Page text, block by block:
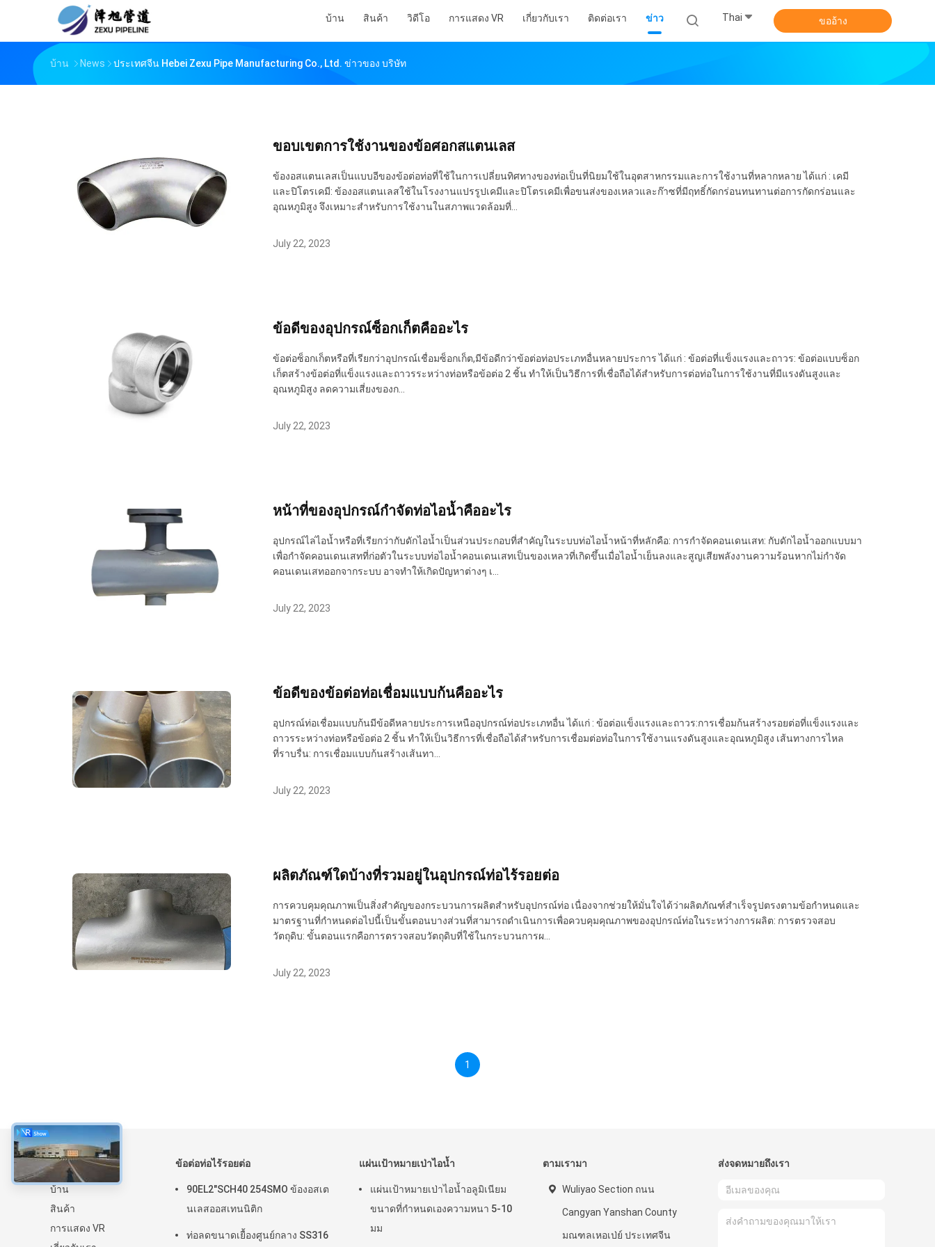
บ้าน สินค้า วิดีโอ การแสดง VR เกี่ยวกับเรา ติดต่อเรา ข่าว Thai ขออ้าง
บ้าน News ประเทศจีน Hebei Zexu Pipe Manufacturing Co., Ltd. ข่าวของ บริษัท
ขอบเขตการใช้งานของข้อศอกสแตนเลส
ข้องอสแตนเลสเป็นแบบอีของข้อต่อท่อที่ใช้ในการเปลี่ยนทิศทางของท่อเป็นที่นิยมใช้ในอุตสาหกรรมและการใช้งานที่หลากหลาย ได้แก่ : เคมี
และปิโตรเคมี: ข้องอสแตนเลสใช้ในโรงงานแปรรูปเคมีและปิโตรเคมีเพื่อขนส่งของเหลวและก๊าซที่มีฤทธิ์กัดกร่อนทนทานต่อการกัดกร่อนและ
อุณหภูมิสูง จึงเหมาะสำหรับการใช้งานในสภาพแวดล้อมที่...
July 22, 2023
ข้อดีของอุปกรณ์ซ็อกเก็ตคืออะไร
ข้อต่อซ็อกเก็ตหรือที่เรียกว่าอุปกรณ์เชื่อมซ็อกเก็ต,มีข้อดีกว่าข้อต่อท่อประเภทอื่นหลายประการ ได้แก่ : ข้อต่อที่แข็งแรงและถาวร: ข้อต่อแบบซ็อก
เก็ตสร้างข้อต่อที่แข็งแรงและถาวรระหว่างท่อหรือข้อต่อ 2 ชิ้น ทำให้เป็นวิธีการที่เชื่อถือได้สำหรับการต่อท่อในการใช้งานที่มีแรงดันสูงและ
อุณหภูมิสูง ลดความเสี่ยงของก...
July 22, 2023
หน้าที่ของอุปกรณ์กำจัดท่อไอน้ำคืออะไร
อุปกรณ์ไล่ไอน้ำหรือที่เรียกว่ากับดักไอน้ำเป็นส่วนประกอบที่สำคัญในระบบท่อไอน้ำหน้าที่หลักคือ: การกำจัดคอนเดนเสท: กับดักไอน้ำออกแบบมา
เพื่อกำจัดคอนเดนเสทที่ก่อตัวในระบบท่อไอน้ำคอนเดนเสทเป็นของเหลวที่เกิดขึ้นเมื่อไอน้ำเย็นลงและสูญเสียพลังงานความร้อนหากไม่กำจัด
คอนเดนเสทออกจากระบบ อาจทำให้เกิดปัญหาต่างๆ เ...
July 22, 2023
ข้อดีของข้อต่อท่อเชื่อมแบบก้นคืออะไร
อุปกรณ์ท่อเชื่อมแบบก้นมีข้อดีหลายประการเหนืออุปกรณ์ท่อประเภทอื่น ได้แก่ : ข้อต่อแข็งแรงและถาวร:การเชื่อมก้นสร้างรอยต่อที่แข็งแรงและ
ถาวรระหว่างท่อหรือข้อต่อ 2 ชิ้น ทำให้เป็นวิธีการที่เชื่อถือได้สำหรับการเชื่อมต่อท่อในการใช้งานแรงดันสูงและอุณหภูมิสูง เส้นทางการไหล
ที่ราบรื่น: การเชื่อมแบบก้นสร้างเส้นทา...
July 22, 2023
ผลิตภัณฑ์ใดบ้างที่รวมอยู่ในอุปกรณ์ท่อไร้รอยต่อ
การควบคุมคุณภาพเป็นสิ่งสำคัญของกระบวนการผลิตสำหรับอุปกรณ์ท่อ เนื่องจากช่วยให้มั่นใจได้ว่าผลิตภัณฑ์สำเร็จรูปตรงตามข้อกำหนดและ
มาตรฐานที่กำหนดต่อไปนี้เป็นขั้นตอนบางส่วนที่สามารถดำเนินการเพื่อควบคุมคุณภาพของอุปกรณ์ท่อในระหว่างการผลิต: การตรวจสอบ
วัตถุดิบ: ขั้นตอนแรกคือการตรวจสอบวัตถุดิบที่ใช้ในกระบวนการผ...
July 22, 2023
1
เกี่ยวกับ
บ้าน
สินค้า
การแสดง VR
ข้อต่อท่อไร้รอยต่อ
90EL2"SCH40 254SMO ข้องอสเต
นเลสออสเทนนิติก
ท่อลดขนาดเยื้องศูนย์กลาง SS316
แผ่นเป้าหมายเป่าไอน้ำ
แผ่นเป้าหมายเป่าไอน้ำอลูมิเนียม
ขนาดที่กำหนดเองความหนา 5-10
มม
ตามเรามา
Wuliyao Section ถนน
Cangyan Yanshan County
มณฑลเหอเป่ย์ ประเทศจีน
ส่งจดหมายถึงเรา